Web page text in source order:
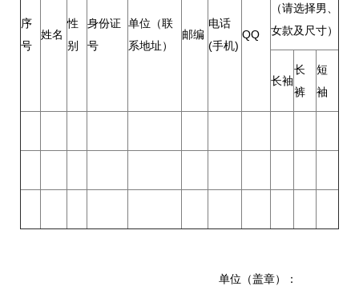
序
号
姓名
性
别
身份证
号
单位（联
系地址）
邮编
电话
(手机)
QQ
（请选择男、
女款及尺寸）
长袖
长
裤
短
袖
单位（盖章）：